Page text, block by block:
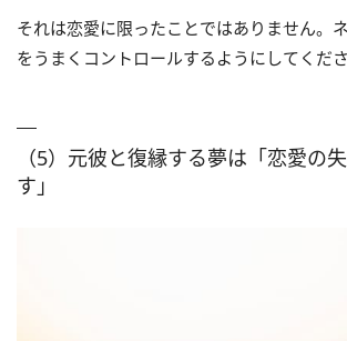
それは恋愛に限ったことではありません。
をうまくコントロールするようにしてくださ
（5）元彼と復縁する夢は「恋愛の
す」